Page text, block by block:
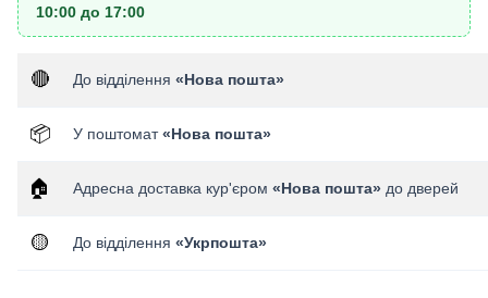
10:00 до 17:00
🔴 До відділення «Нова пошта»
📦 У поштомат«Нова пошта»
🏠 Адресна доставка кур'єром «Нова пошта» до дверей
🟡 До відділення «Укрпошта»